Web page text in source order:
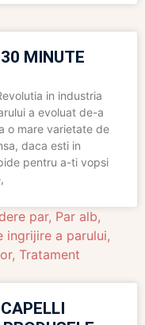
MINUTE
in industria
a evoluat de-a
o mare varietate de
daca esti in
pentru a-ti vopsi
par, Par alb,
ingrijire a parului,
, Tratament